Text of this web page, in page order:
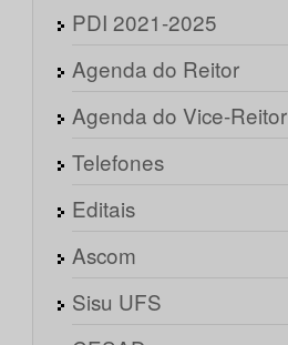
PDI 2021-2025
Agenda do Reitor
Agenda do Vice-Reitor
Telefones
Editais
Ascom
Sisu UFS